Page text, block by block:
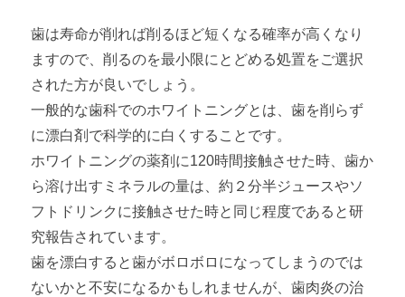
歯は寿命が削れば削るほど短くなる確率が高くなり
ますので、削るのを最小限にとどめる処置をご選択
された方が良いでしょう。
一般的な歯科でのホワイトニングとは、歯を削らず
に漂白剤で科学的に白くすることです。
ホワイトニングの薬剤に120時間接触させた時、歯か
ら溶け出すミネラルの量は、約２分半ジュースやソ
フトドリンクに接触させた時と同じ程度であると研
究報告されています。
歯を漂白すると歯がボロボロになってしまうのでは
ないかと不安になるかもしれませんが、歯肉炎の治